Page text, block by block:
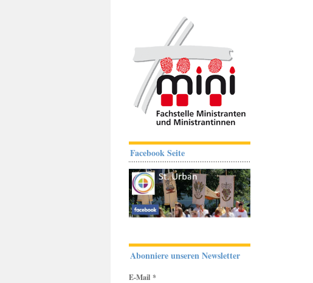
Facebook Seite
Abonniere unseren Newsletter
E-Mail *